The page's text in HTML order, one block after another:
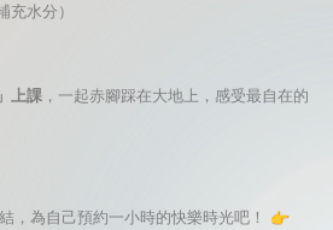
充水分）
上課，一起赤腳踩在大地上，感受最自在的
，為自己預約一小時的快樂時光吧！